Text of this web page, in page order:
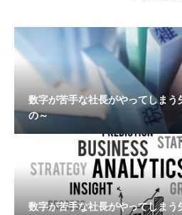
数字が苦手な社長がやってしま
の～
数字が苦手な社長がやってしま